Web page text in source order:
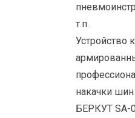
т.п.
Устройство
накачки
БЕРКУТ SA-